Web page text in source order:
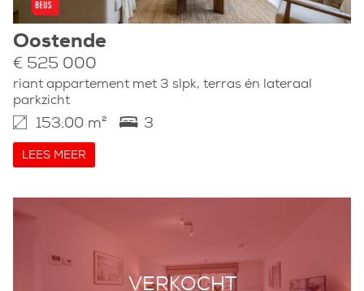
Oostende
€ 525 000
riant appartement met 3 slpk, terras én lateraal
parkzicht
153.00 m² 3
LEES MEER
VERKOCHT